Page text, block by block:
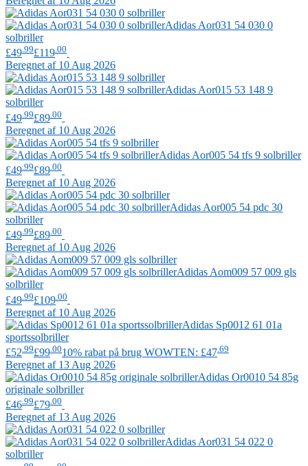
Adidas Aor031 54 030 0
solbriller
£49 .99£119 .00
Beregnet af 10 Aug 2026
Adidas Aor015 53 148 9
solbriller
£49 .99£89 .00
Beregnet af 10 Aug 2026
Adidas Aor005 54 tfs 9 solbriller
£49 .99£89 .00
Beregnet af 10 Aug 2026
Adidas Aor005 54 pdc 30
solbriller
£49 .99£89 .00
Beregnet af 10 Aug 2026
Adidas Aom009 57 009 gls
solbriller
£49 .99£109 .00
Beregnet af 10 Aug 2026
Adidas Sp0012 61 01a
sportssolbriller
£52 .99£99 .0010% rabat på brug WOWTEN: £47 .69
Beregnet af 13 Aug 2026
Adidas Or0010 54 85g
originale solbriller
£46 .99£79 .00
Beregnet af 13 Aug 2026
Adidas Aor031 54 022 0
solbriller